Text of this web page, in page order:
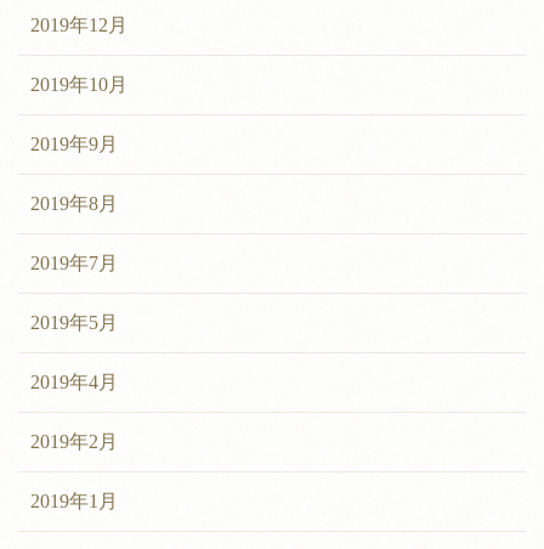
2019年12月
2019年10月
2019年9月
2019年8月
2019年7月
2019年5月
2019年4月
2019年2月
2019年1月